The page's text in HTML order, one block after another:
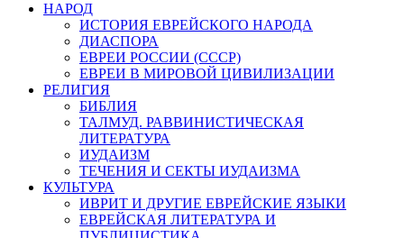
НАРОД
ИСТОРИЯ ЕВРЕЙСКОГО НАРОДА
ДИАСПОРА
ЕВРЕИ РОССИИ (СССР)
ЕВРЕИ В МИРОВОЙ ЦИВИЛИЗАЦИИ
РЕЛИГИЯ
БИБЛИЯ
ТАЛМУД. РАВВИНИСТИЧЕСКАЯ
ЛИТЕРАТУРА
ИУДАИЗМ
ТЕЧЕНИЯ И СЕКТЫ ИУДАИЗМА
КУЛЬТУРА
ИВРИТ И ДРУГИЕ ЕВРЕЙСКИЕ ЯЗЫКИ
ЕВРЕЙСКАЯ ЛИТЕРАТУРА И